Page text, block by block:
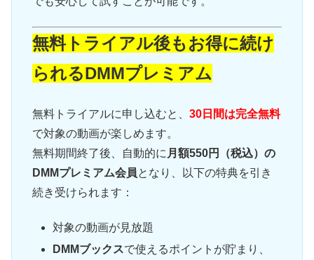
無料トライアル後もお得に続け
られるDMMプレミアム
無料トライアルに申し込むと、 30日間は完全無料
で対象の動画が楽しめます。
無料期間終了後、自動的に 月額550円（税込）の
DMMプレミアム会員となり、以下の特典を引き
続き受けられます：
対象の動画が見放題
DMMブックスで使えるポイントが貯まり、